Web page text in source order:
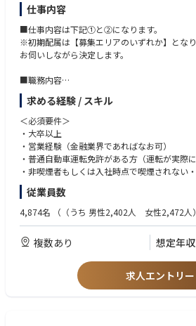
仕事内容
■仕事内容は下記①と②になります。
※初期配属は【募集エリアのいずれか】とな
お伺いしながら決定します。
■職務内容
・業務計画等の策定、管理
・代理店の教育、指導、管理
・販売チャネルの開拓、開発
・団体、お客様への対応
・募集管理業務
・担当代理店における個人情報管理の強化に
・保険契約事務に関する各種業務
＝＝＝＝＝＝＝＝＝＝＝＝＝＝＝＝＝＝＝＝＝
① 【個人・法人代理店営業】
代理店営業は、系列企業を持つ代理店を担当
企業を持たない個人代理店を中心にエリア戦
業、金融機関等を担当する金融機関代理店営
ットの分析や、より効率的・効果的な販売方
岐にわたります。
求める経験 / スキル
＜必須要件＞
・大卒以上
・営業経験（金融業界であればなお可）
・普通自動車運転免許がある方（運転が実際に
・非喫煙者もしくは入社時点で喫煙されない
＜歓迎要件＞
以下いずれかの経験
・法人営業の実務経験
・生保業界/損保業界での代理店営業の経験
(*)当社は「『生きる』を創るリーディングカ
よりも社員の健康維持・増進のために、「
従業員数
4,874名 （（うち 男性2,402人 女性2,472人
複数あり 想定年収
求人エントリー